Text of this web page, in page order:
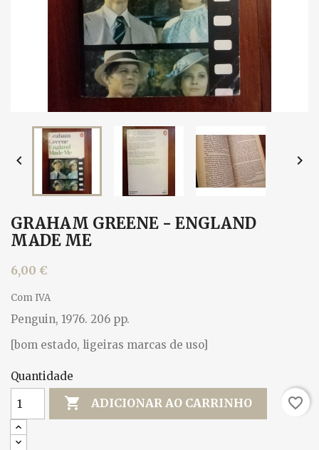
 
GRAHAM GREENE - ENGLAND
MADE ME
6,00 €
Com IVA
Penguin, 1976. 206 pp.
[bom estado, ligeiras marcas de uso]
Quantidade
 ADICIONAR AO CARRINHO favorite_border